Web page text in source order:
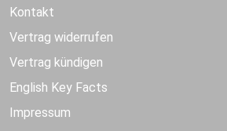
Kontakt
Vertrag widerrufen
Vertrag kündigen
English Key Facts
Impressum